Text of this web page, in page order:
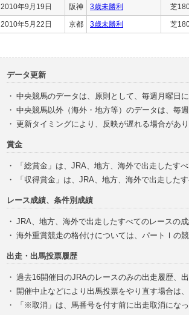
2010年9月19日 阪神 3歳未勝利 芝
2010年5月22日 京都 3歳未勝利 芝
データ更新
・ 中央競馬のデータは、原則として、毎週月曜日
・ 中央競馬以外（海外・地方等）のデータは、毎
・ 更新タイミングにより、反映が遅れる場合があ
賞金
・
「総賞金」は、JRA、地方、海外で出走したす
・
「収得賞金」は、JRA、地方、海外で出走した
レース成績、条件別成績
・ JRA、地方、海外で出走したすべてのレースの
・ 海外重賞競走の格付けについては、パートⅠの
出走・出馬投票履歴
・ 過去16開催日のJRAのレースのみの出走履歴、
・ 開催中止などにより出馬投票をやり直す場合は
・
「※取消」は、馬番号を付す前に出走取消にな